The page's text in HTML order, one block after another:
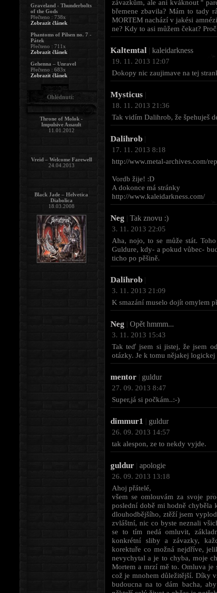
závazkům, ale ani kváknout "
břemene zbavila? Mám to tady
MORTEM nachází v jakési
ne? Kdy to asi můžem čekat?
Kaltemtal | kaleidarkness
19. 11. 2013 12:07
Dokopy nic zaujimave na tej
Mysticus |
18. 11. 2013 21:36
Tak vidím Dalihrob, že špehuješ
Dalihrob |
17. 11. 2013 8:18
http://www.metal-archives.com/
Vordb žije! :D
A dokonce má stránky
http://www.kaleidarkness.com/
Neg | Tak znovu :)
3. 11. 2013 22:05
Aha, nojo, to se může stát.
Guldure, kdy- a pokud vůbec-
ticho po pěšině.
Dalihrob |
3. 11. 2013 21:09
K smazání muselo dojít omylem
Neg | Opět hmmm...
3. 11. 2013 15:43
Tak teď jsem si jistej, že jsem
otázky. Je k tomu nějakej logickej
mentor | guldur
27. 09. 2013 8:47
Super,já si počkám..:-)
dimmur1 | guldur
26. 09. 2013 14:57
tak alespon, ze to nekdy vyjde.
guldur | apologie
26. 09. 2013 13:18
Ahoj přátelé,
všem se omlouvám za svoje
poslední době mi hodně chyběla
dlouhodbějšího, ztěží jsem
zvláštní, nic co byste neznali
se to tím nedá omluvit,
konkrétní sliby a závazky,
korektuře co možná nejdříve,
nevychytal a je to chyba, moje
Mortem a mrzí mě to. Omluva
což je mnohem důležitější. Díky
budoucna na to dám bacha,
Graveland - Thunderbolts
of the Gods
Přečteno : 738x
Zobrazit článek
Phantoms of Pilsen no. 7 -
Pátek
Přečteno : 711x
Zobrazit článek
Gehenna – Unravel
Přečteno : 683x
Zobrazit článek
Ohlédnutí:
Throne of Molok -
Impulsive Assault
11.01.2012
Vreid – Welcome Farewell
24.04.2013
Black Jade – Helvetica
Diabolica
18.03.2008